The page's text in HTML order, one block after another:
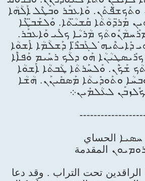
ܘܰܐܥܒܰܪ ܘܒܰܛܶܠ ܐܰ‌ܠܳܗܳܐ
ܡܰܪ̈ܕܘܳܬܳܐ ܩܰܫܝ̈ܳܬܳܐ. ܘܰܠܫܰܒ̈ܛܶܐ
ܡܳܪܝܳܐ ܟܠܺܝ ܘܰܐܥܒܰܪ.
ܕܺܐܝܬܶܝܗ̇ ܠܓܰܒܪ̈ܶܐ ܕܰܫܠܳܡܳܐ ܐܰܫܘܳܐ
ܗܰܘ ܕܠܳܟ ܪܚܺܝܡ ܘܰܦܐܶܐ
ܫܰܟܶܢ. ܘܰܠܚܰܪܬܳܐ ܛܳܒܬܳܐ ܐܰܫܘܳܐ
ܘܬܰܘܕܺܝܬܳܐ ܡܰܣܩܺܝܢܰܢ. ܗܳܫܳܐ
ܠܥܳܠܡܺܝܢ܀
ܚܣܝܐ الحساي
المقدمة
تحت التراب . وقد دعا